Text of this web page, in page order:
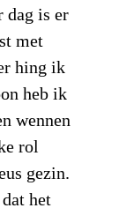
dag is er
met
hing ik
heb ik
wennen
rol
gezin.
het